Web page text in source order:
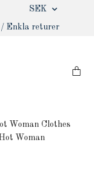
SEK
/ Enkla returer
Woman Clothes
Woman